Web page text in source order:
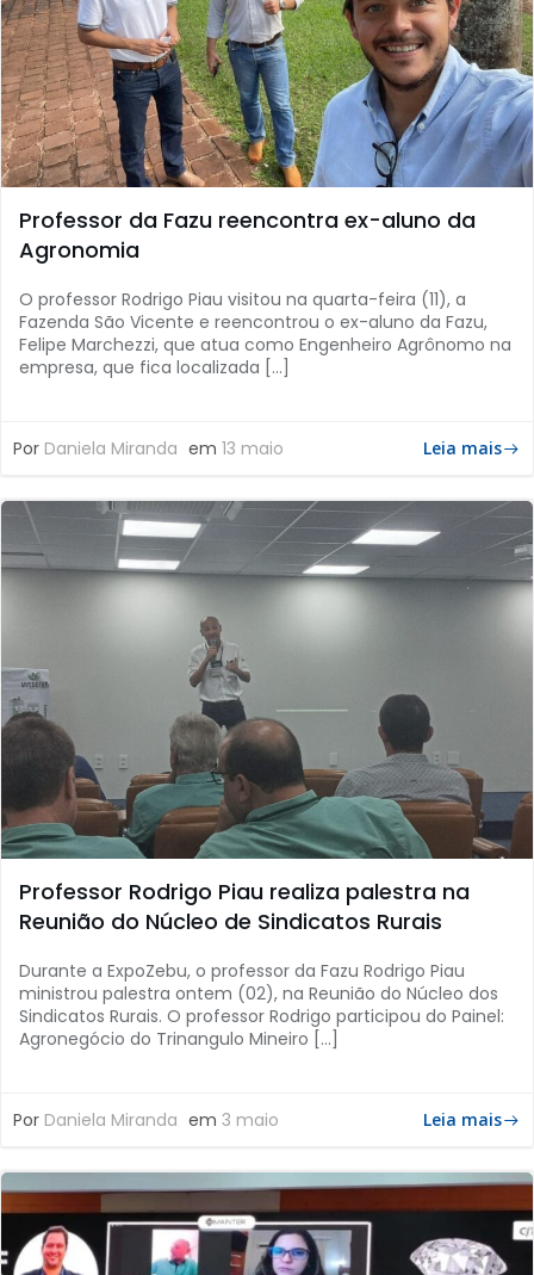
Professor da Fazu reencontra ex-aluno da
Agronomia
O professor Rodrigo Piau visitou na quarta-feira (11), a
Fazenda São Vicente e reencontrou o ex-aluno da Fazu,
Felipe Marchezzi, que atua como Engenheiro Agrônomo na
empresa, que fica localizada […]
Por Daniela Miranda em 13 maio Leia mais
Professor Rodrigo Piau realiza palestra na
Reunião do Núcleo de Sindicatos Rurais
Durante a ExpoZebu, o professor da Fazu Rodrigo Piau
ministrou palestra ontem (02), na Reunião do Núcleo dos
Sindicatos Rurais. O professor Rodrigo participou do Painel:
Agronegócio do Trinangulo Mineiro […]
Por Daniela Miranda em 3 maio Leia mais